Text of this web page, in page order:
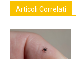
Articoli Correlati